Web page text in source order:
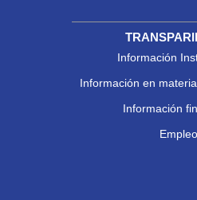
Información
Información en
Información
Empleo